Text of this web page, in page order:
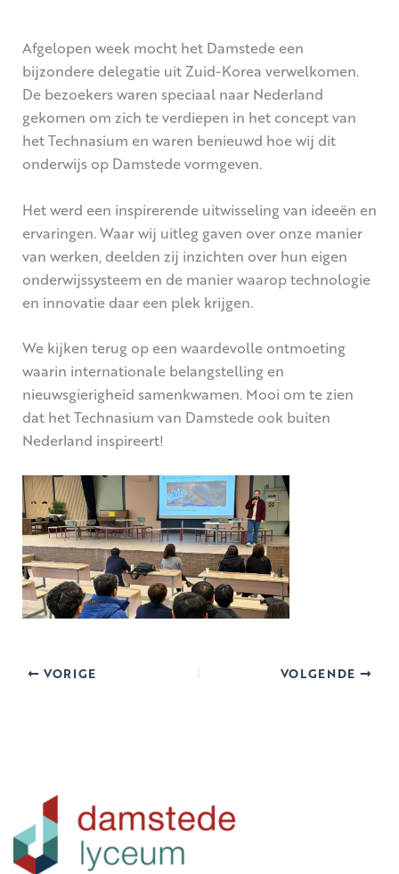
Afgelopen week mocht het Damstede een
bijzondere delegatie uit Zuid-Korea verwelkomen.
De bezoekers waren speciaal naar Nederland
gekomen om zich te verdiepen in het concept van
het Technasium en waren benieuwd hoe wij dit
onderwijs op Damstede vormgeven.
Het werd een inspirerende uitwisseling van ideeën en
ervaringen. Waar wij uitleg gaven over onze manier
van werken, deelden zij inzichten over hun eigen
onderwijssysteem en de manier waarop technologie
en innovatie daar een plek krijgen.
We kijken terug op een waardevolle ontmoeting
waarin internationale belangstelling en
nieuwsgierigheid samenkwamen. Mooi om te zien
dat het Technasium van Damstede ook buiten
Nederland inspireert!
VORIGE VOLGENDE